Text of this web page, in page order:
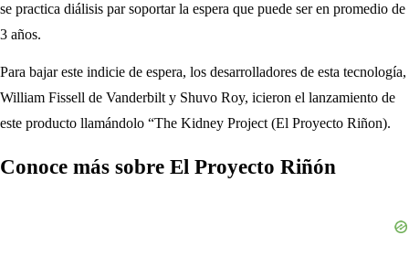
se practica diálisis par soportar la espera que puede ser en promedio de
3 años.
Para bajar este indicie de espera, los desarrolladores de esta tecnología,
William Fissell de Vanderbilt y Shuvo Roy, icieron el lanzamiento de
este producto llamándolo “The Kidney Project (El Proyecto Riñon).
Conoce más sobre El Proyecto Riñón